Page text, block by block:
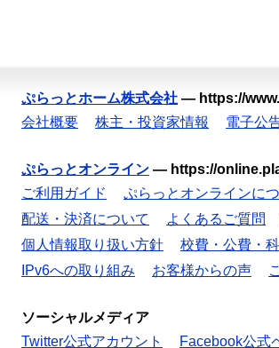
ぷらっとホーム株式会社 — https://
会社概要
株主・投資家情報 電子公
ぷらっとオンライン — https://
ご利用ガイド
ぷらっとオンラインに
配送・決済について
よくあるご質問
個人情報取り扱い方針
校費・公費・
IPv6への取り組み
お客様からの声
ソーシャルメディア
Twitter公式アカウント
Facebook公式